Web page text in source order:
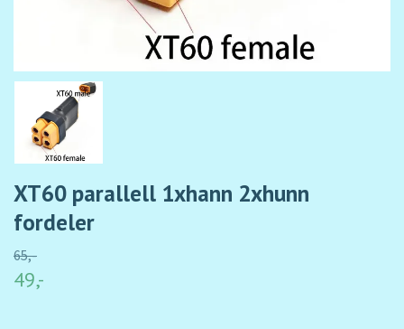
XT60 parallell 1xhann 2xhunn
fordeler
65,-
49,-